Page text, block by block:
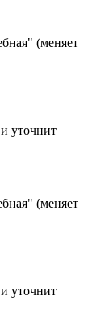
(меняет
уточнит
(меняет
уточнит